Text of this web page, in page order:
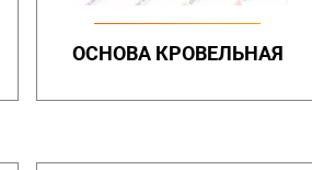
ОСНОВА КРОВЕЛЬНАЯ